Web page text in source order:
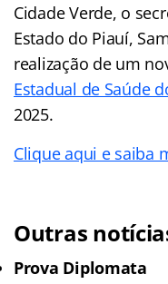
Cidade Verde, o
Estado do Piauí,
realização de um
Estadual de Saúde
2025.
Clique aqui e saiba
Outras
Prova Diplomata